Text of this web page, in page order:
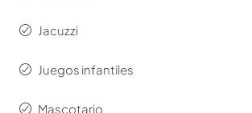
Jacuzzi
Juegos infantiles
Mascotario